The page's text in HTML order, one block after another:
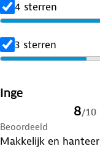
4 sterren
3 sterren
Inge
8/10
Beoordeeld
Makkelijk en